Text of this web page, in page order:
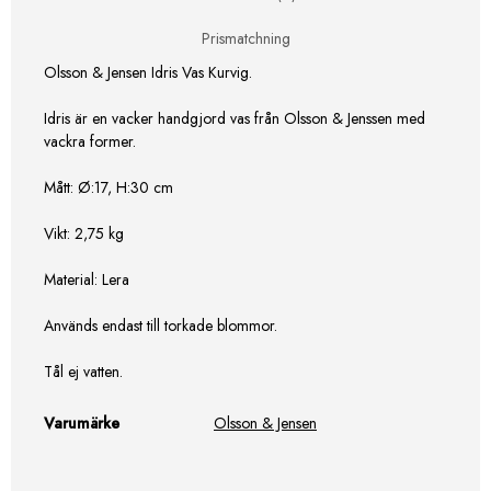
Prismatchning
Olsson & Jensen Idris Vas Kurvig.
Idris är en vacker handgjord vas från Olsson & Jenssen med
vackra former.
Mått: Ø:17, H:30 cm
Vikt: 2,75 kg
Material: Lera
Används endast till torkade blommor.
Tål ej vatten.
Varumärke Olsson & Jensen